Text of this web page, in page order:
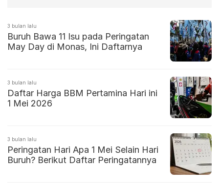
3 bulan lalu
Buruh Bawa 11 Isu pada Peringatan
May Day di Monas, Ini Daftarnya
3 bulan lalu
Daftar Harga BBM Pertamina Hari ini
1 Mei 2026
3 bulan lalu
Peringatan Hari Apa 1 Mei Selain Hari
Buruh? Berikut Daftar Peringatannya